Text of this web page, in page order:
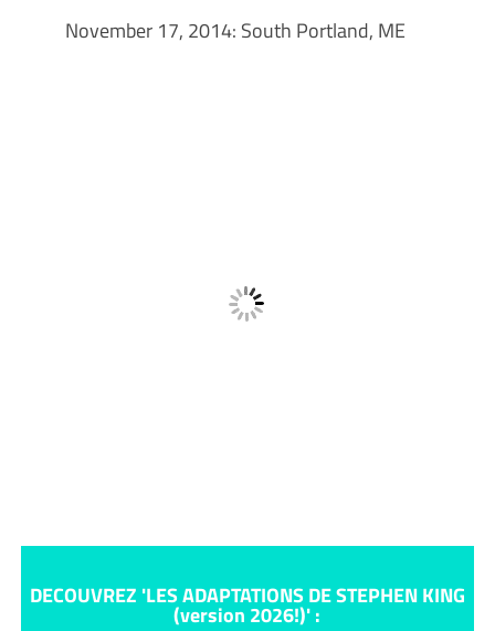
November 17, 2014: South Portland, ME
DECOUVREZ 'LES ADAPTATIONS DE STEPHEN KING
(version 2026!)' :